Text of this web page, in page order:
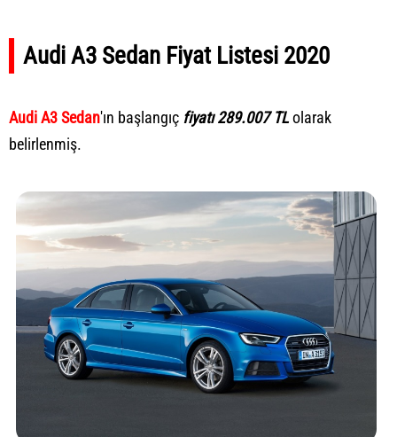
Audi A3 Sedan Fiyat Listesi 2020
Audi A3 Sedan'ın başlangıç fiyatı 289.007 TLolarak
belirlenmiş.